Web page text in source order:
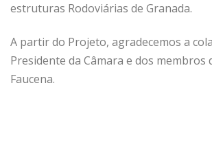
estruturas Rodoviárias de Granada.
A partir do Projeto, agradecemos a
Presidente da Câmara e dos membros
Faucena.